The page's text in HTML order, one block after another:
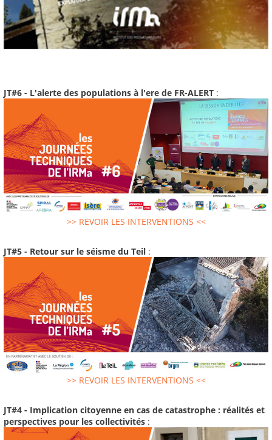
JT#6 - L'alerte des populations à l'ere de FR-ALERT :
>> REVOIR LES INTERVENTIONS <<
JT#5 - Retour sur le séisme du Teil :
>> REVOIR LES INTERVENTIONS <<
JT#4 - Implication citoyenne en cas de catastrophe : réalités et
perspectives pour les collectivités :